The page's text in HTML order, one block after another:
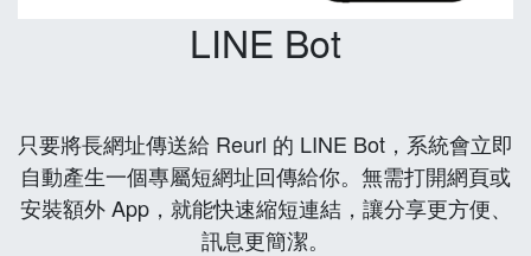
LINE Bot
只要將長網址傳送給 Reurl 的 LINE Bot，系統會立即
自動產生一個專屬短網址回傳給你。無需打開網頁或
安裝額外 App，就能快速縮短連結，讓分享更方便、
訊息更簡潔。